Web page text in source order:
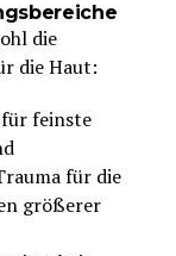
die
die Haut:
feinste
für die
größerer